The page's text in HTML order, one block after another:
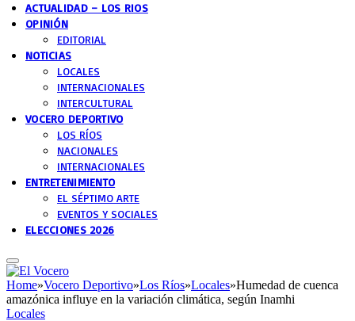
ACTUALIDAD – LOS RIOS
OPINIÓN
EDITORIAL
NOTICIAS
LOCALES
INTERNACIONALES
INTERCULTURAL
VOCERO DEPORTIVO
LOS RÍOS
NACIONALES
INTERNACIONALES
ENTRETENIMIENTO
EL SÉPTIMO ARTE
EVENTOS Y SOCIALES
ELECCIONES 2026
Home»Vocero Deportivo»Los Ríos»Locales»Humedad de cuenca
amazónica influye en la variación climática, según Inamhi
Locales